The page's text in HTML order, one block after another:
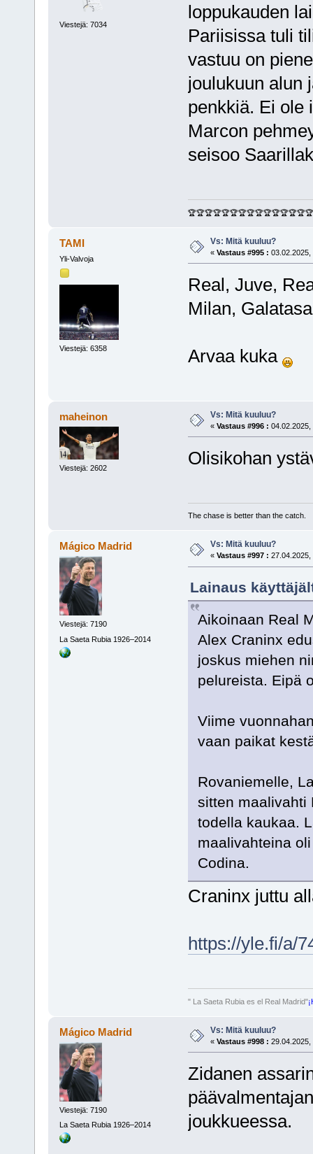
Viestejä: 7034
loppukauden
Pariisissa tuli
vastuu on
joulukuun alun
penkkiä. Ei ole
Marcon
seisoo
🏆🏆🏆🏆🏆🏆🏆🏆🏆🏆🏆🏆🏆🏆🏆
TAMI
Yli-Valvoja
Viestejä: 6358
Vs: Mitä kuuluu?
« Vastaus #995 : 03.02.2025,
Real, Juve,
Milan,
Arvaa kuka
maheinon
Viestejä: 2602
Vs: Mitä kuuluu?
« Vastaus #996 : 04.02.2025,
Olisikohan
The chase is better than the catch.
Mágico Madrid
Viestejä: 7190
La Saeta Rubia 1926–2014
Vs: Mitä kuuluu?
« Vastaus #997 : 27.04.2025,
Lainaus
Aikoinaan Real
Alex Craninx
joskus miehen
pelureista. Eipä
Viime
vaan paikat
Rovaniemelle,
sitten maalivahti
todella kaukaa.
maalivahteina
Codina.
Craninx juttu
https://yle.fi/a/
" La Saeta Rubia es el Real Madrid"
Mágico Madrid
Viestejä: 7190
La Saeta Rubia 1926–2014
Vs: Mitä kuuluu?
« Vastaus #998 : 29.04.2025,
Zidanen
joukkueessa.